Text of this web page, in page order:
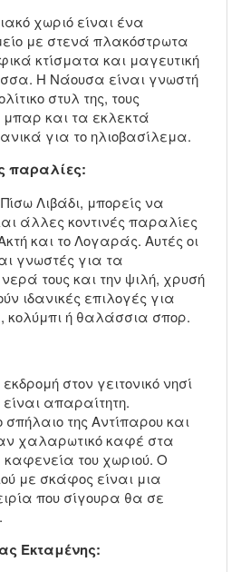
χωριό είναι ένα
με στενά πλακόστρωτα
κτίσματα και μαγευτική
Η Νάουσα είναι γνωστή
στυλ της, τους
μπαρ και τα εκλεκτά
για το ηλιοβασίλεμα.
παραλίες:
Λιβάδι, μπορείς να
άλλες κοντινές παραλίες
και το Λογαράς. Αυτές οι
γνωστές για τα
τους και την ψιλή, χρυσή
ιδανικές επιλογές για
κολύμπι ή θαλάσσια σπορ.
στον γειτονικό νησί
απαραίτητη.
σπήλαιο της Αντίπαρου και
χαλαρωτικό καφέ στα
του χωριού. Ο
με σκάφος είναι μια
που σίγουρα θα σε
Εκταμένης: